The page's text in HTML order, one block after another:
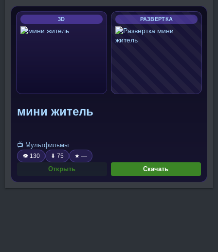
3D РАЗВЕРТКА
мини житель
📺 Мультфильмы
👁 130 ⬇ 75 ★ —
Открыть Скачать